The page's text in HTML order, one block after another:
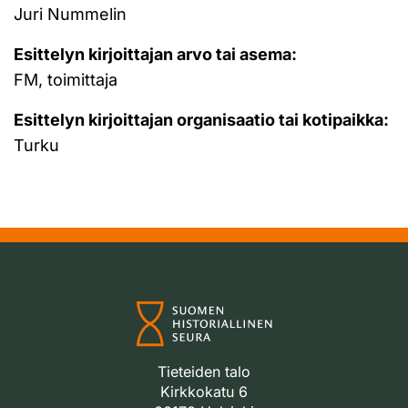
Juri Nummelin
Esittelyn kirjoittajan arvo tai asema:
FM, toimittaja
Esittelyn kirjoittajan organisaatio tai kotipaikka:
Turku
Tieteiden talo
Kirkkokatu 6